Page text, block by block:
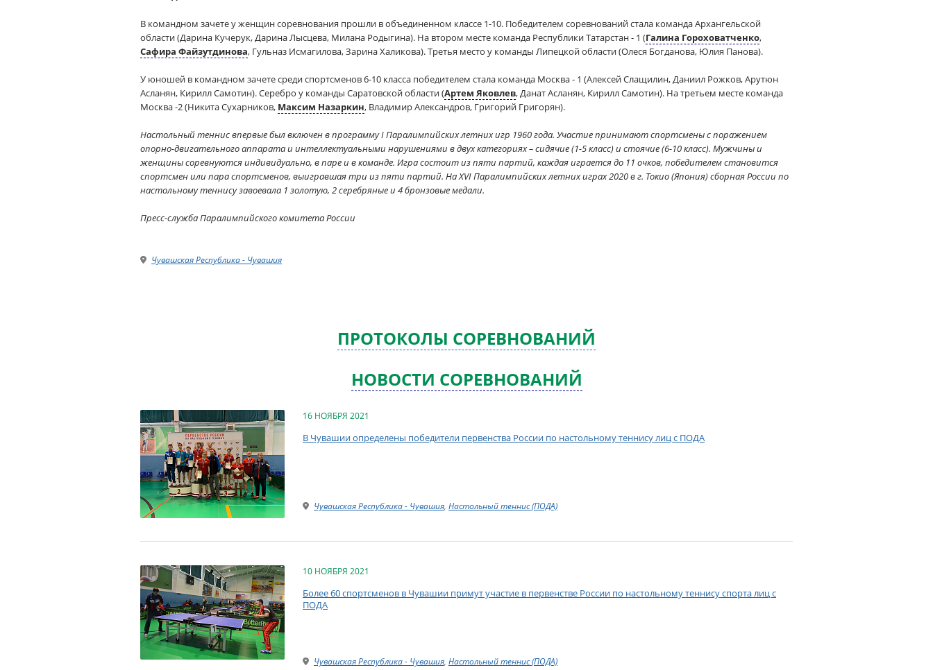
В командном зачете у женщин соревнования прошли в объединенном классе 1-10. Победителем соревнований стала команда Архангельской
области (Дарина Кучерук, Дарина Лысцева, Милана Родыгина). На втором месте команда Республики Татарстан - 1 (Галина Гороховатченко,
Сафира Файзутдинова, Гульназ Исмагилова, Зарина Халикова). Третья место у команды Липецкой области (Олеся Богданова, Юлия Панова).
У юношей в командном зачете среди спортсменов 6-10 класса победителем стала команда Москва - 1 (Алексей Слащилин, Даниил Рожков, Арутюн
Асланян, Кирилл Самотин). Серебро у команды Саратовской области (Артем Яковлев, Данат Асланян, Кирилл Самотин). На третьем месте команда
Москва -2 (Никита Сухарников, Максим Назаркин, Владимир Александров, Григорий Григорян).
Настольный теннис впервые был включен в программу I Паралимпийских летних игр 1960 года. Участие принимают спортсмены с поражением
опорно-двигательного аппарата и интеллектуальными нарушениями в двух категориях – сидячие (1-5 класс) и стоячие (6-10 класс). Мужчины и
женщины соревнуются индивидуально, в паре и в команде. Игра состоит из пяти партий, каждая играется до 11 очков, победителем становится
спортсмен или пара спортсменов, выигравшая три из пяти партий. На XVI Паралимпийских летних играх 2020 в г. Токио (Япония) сборная России по
настольному теннису завоевала 1 золотую, 2 серебряные и 4 бронзовые медали.
Пресс-служба Паралимпийского комитета России
Чувашская Республика - Чувашия
ПРОТОКОЛЫ СОРЕВНОВАНИЙ
НОВОСТИ СОРЕВНОВАНИЙ
16 НОЯБРЯ 2021
В Чувашии определены победители первенства России по настольному теннису лиц с ПОДА
Чувашская Республика - Чувашия, Настольный теннис (ПОДА)
10 НОЯБРЯ 2021
Более 60 спортсменов в Чувашии примут участие в первенстве России по настольному теннису спорта лиц с
ПОДА
Чувашская Республика - Чувашия, Настольный теннис (ПОДА)